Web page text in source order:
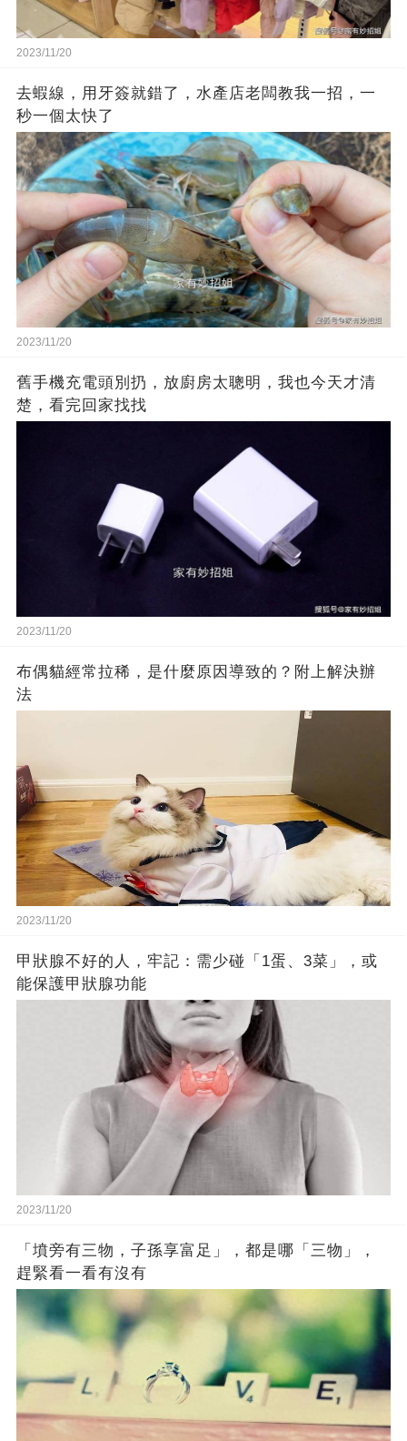
2023/11/20
去蝦線，用牙簽就錯了，水產店老闆教我一招，一
秒一個太快了
2023/11/20
舊手機充電頭別扔，放廚房太聰明，我也今天才清
楚，看完回家找找
2023/11/20
布偶貓經常拉稀，是什麼原因導致的？附上解決辦
法
2023/11/20
甲狀腺不好的人，牢記：需少碰「1蛋、3菜」，或
能保護甲狀腺功能
2023/11/20
「墳旁有三物，子孫享富足」，都是哪「三物」，
趕緊看一看有沒有